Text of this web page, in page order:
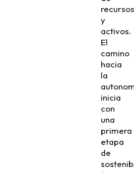
recursos
y
activos.
​El
camino
hacia
la
inicia
con
una
primera
etapa
de